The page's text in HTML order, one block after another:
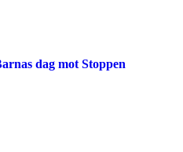
dag mot Stoppen